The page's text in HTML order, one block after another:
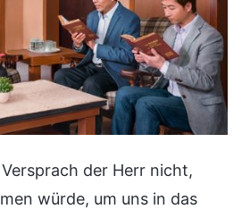
der Herr nicht,
würde, um uns in das